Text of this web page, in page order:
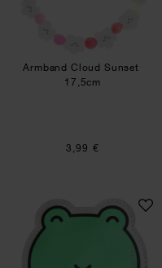
Armband Cloud Sunset
17,5cm
3,99 €
Portmonnaie